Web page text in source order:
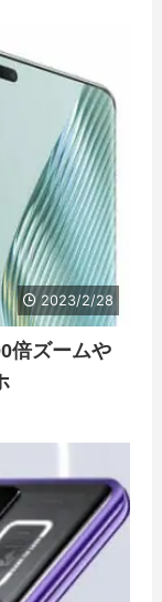
2023/2/28
倍ズームや